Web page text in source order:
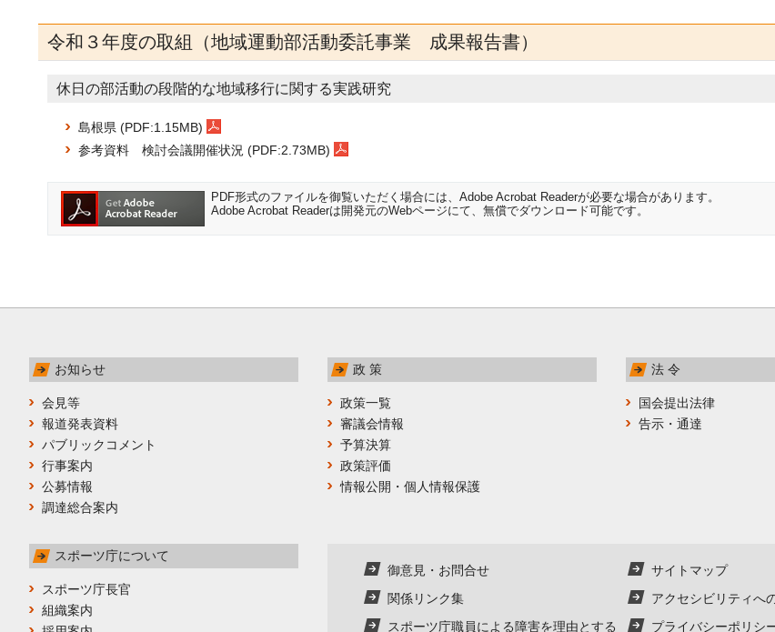
令和３年度の取組（地域運動部活動委託事業 成果報告書）
休日の部活動の段階的な地域移行に関する実践研究
島根県 (PDF:1.15MB)
参考資料 検討会議開催状況 (PDF:2.73MB)
PDF形式のファイルを御覧いただく場合には、Adobe Acrobat Readerが必要な場合があります。
Adobe Acrobat Readerは開発元のWebページにて、無償でダウンロード可能です。
お知らせ
会見等
報道発表資料
パブリックコメント
行事案内
公募情報
調達総合案内
政 策
政策一覧
審議会情報
予算決算
政策評価
情報公開・個人情報保護
法 令
国会提出法律
告示・通達
スポーツ庁について
スポーツ庁長官
組織案内
御意見・お問合せ サイトマップ
関係リンク集
アクセシビリティへ
スポーツ庁職員による障害を理由とする
プライバシーポリシ